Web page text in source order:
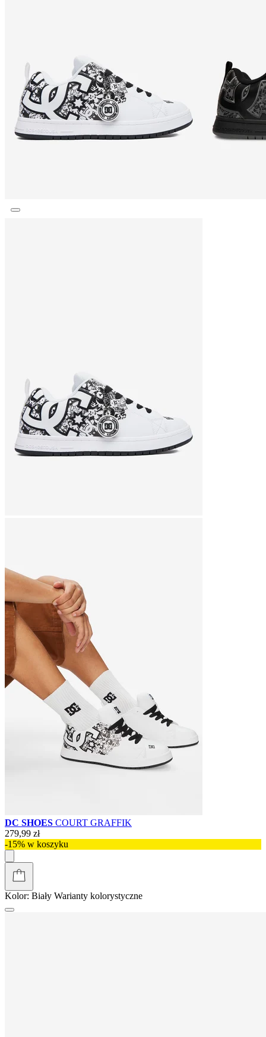
DC SHOES COURT GRAFFIK
279,99 zł
-15% w koszyku
Kolor: Biały Warianty kolorystyczne